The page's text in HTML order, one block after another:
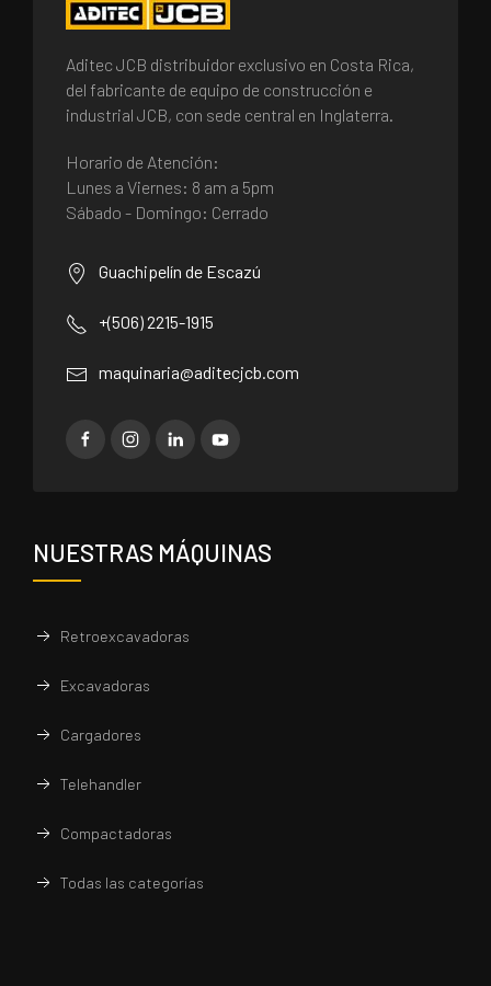
Aditec JCB distribuidor exclusivo en Costa Rica,
del fabricante de equipo de construcción e
industrial JCB, con sede central en Inglaterra.
Horario de Atención:
Lunes a Viernes: 8 am a 5pm
Sábado - Domingo: Cerrado
Guachipelín de Escazú
+(506) 2215-1915
maquinaria@aditecjcb.com
NUESTRAS MÁQUINAS
Retroexcavadoras
Excavadoras
Cargadores
Telehandler
Compactadoras
Todas las categorías